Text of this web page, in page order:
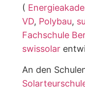
(
VD, Polybau,
Fachschule
swissolar
An den